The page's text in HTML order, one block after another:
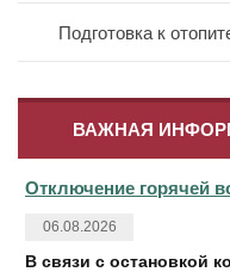
Подготовка к
ВАЖНАЯ
Отключение горячей
06.08.2026
В связи с остановкой